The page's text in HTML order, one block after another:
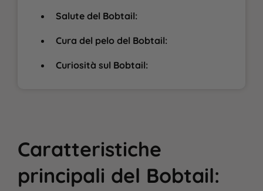
Salute del Bobtail:
Cura del pelo del Bobtail:
Curiosità sul Bobtail:
Caratteristiche
principali del Bobtail: